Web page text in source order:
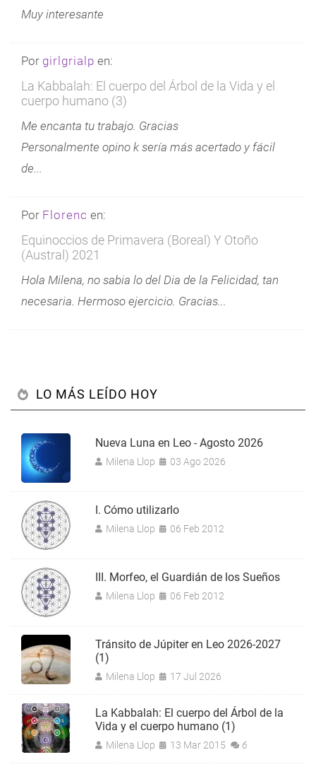
Muy interesante
Por girlgrialp en:
La Kabbalah: El cuerpo del Árbol de la Vida y el
cuerpo humano (3)
Me encanta tu trabajo. Gracias
Personalmente opino k sería más acertado y fácil
de...
Por Florenc en:
Equinoccios de Primavera (Boreal) Y Otoño
(Austral) 2021
Hola Milena, no sabia lo del Dia de la Felicidad, tan
necesaria. Hermoso ejercicio. Gracias...
LO MÁS LEÍDO HOY
Nueva Luna en Leo - Agosto 2026
Milena Llop 03 Ago 2026
I. Cómo utilizarlo
Milena Llop 06 Feb 2012
III. Morfeo, el Guardián de los Sueños
Milena Llop 06 Feb 2012
Tránsito de Júpiter en Leo 2026-2027
(1)
Milena Llop 17 Jul 2026
La Kabbalah: El cuerpo del Árbol de la
Vida y el cuerpo humano (1)
Milena Llop 13 Mar 2015 6